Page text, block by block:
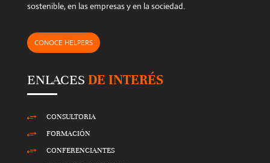
sostenible, en las empresas y en la sociedad.
CONOCE HELPERS
ENLACES DE INTERÉS
+ CONSULTORIA
+ FORMACIÓN
+ CONFERENCIANTES